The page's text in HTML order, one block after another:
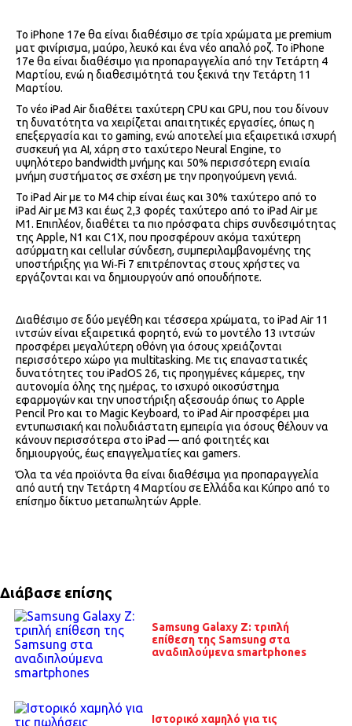
Το iPhone 17e θα είναι διαθέσιμο σε τρία χρώματα με premium
ματ φινίρισμα, μαύρο, λευκό και ένα νέο απαλό ροζ. Το iPhone
17e θα είναι διαθέσιμο για προπαραγγελία από την Τετάρτη 4
Μαρτίου, ενώ η διαθεσιμότητά του ξεκινά την Τετάρτη 11
Μαρτίου.
Το νέο iPad Air διαθέτει ταχύτερη CPU και GPU, που του δίνουν
τη δυνατότητα να χειρίζεται απαιτητικές εργασίες, όπως η
επεξεργασία και το gaming, ενώ αποτελεί μια εξαιρετικά ισχυρή
συσκευή για AI, χάρη στο ταχύτερο Neural Engine, το
υψηλότερο bandwidth μνήμης και 50% περισσότερη ενιαία
μνήμη συστήματος σε σχέση με την προηγούμενη γενιά.
Το iPad Air με το Μ4 chip είναι έως και 30% ταχύτερο από το
iPad Air με M3 και έως 2,3 φορές ταχύτερο από το iPad Air με
M1. Επιπλέον, διαθέτει τα πιο πρόσφατα chips συνδεσιμότητας
της Apple, N1 και C1X, που προσφέρουν ακόμα ταχύτερη
ασύρματη και cellular σύνδεση, συμπεριλαμβανομένης της
υποστήριξης για Wi‑Fi 7 επιτρέποντας στους χρήστες να
εργάζονται και να δημιουργούν από οπουδήποτε.
Διαθέσιμο σε δύο μεγέθη και τέσσερα χρώματα, το iPad Air 11
ιντσών είναι εξαιρετικά φορητό, ενώ το μοντέλο 13 ιντσών
προσφέρει μεγαλύτερη οθόνη για όσους χρειάζονται
περισσότερο χώρο για multitasking. Με τις επαναστατικές
δυνατότητες του iPadOS 26, τις προηγμένες κάμερες, την
αυτονομία όλης της ημέρας, το ισχυρό οικοσύστημα
εφαρμογών και την υποστήριξη αξεσουάρ όπως το Apple
Pencil Pro και το Magic Keyboard, το iPad Air προσφέρει μια
εντυπωσιακή και πολυδιάστατη εμπειρία για όσους θέλουν να
κάνουν περισσότερα στο iPad — από φοιτητές και
δημιουργούς, έως επαγγελματίες και gamers.
Όλα τα νέα προϊόντα θα είναι διαθέσιμα για προπαραγγελία
από αυτή την Τετάρτη 4 Μαρτίου σε Ελλάδα και Κύπρο από το
επίσημο δίκτυο μεταπωλητών Αpple.
Διάβασε επίσης
Samsung Galaxy Z: τριπλή
επίθεση της Samsung στα
αναδιπλούμενα smartphones
Ιστορικό χαμηλό για τις